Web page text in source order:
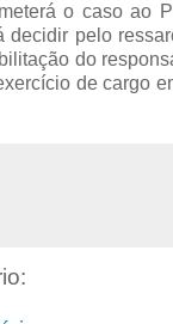
o caso ao
decidir pelo
do
de cargo